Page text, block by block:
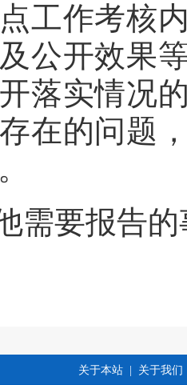
工作考核
公开效果
落实情况
在的问题
需要报告的